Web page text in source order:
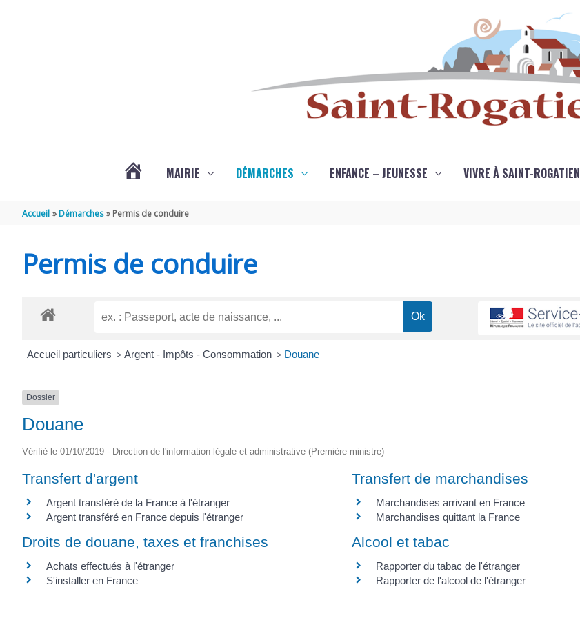
ROGATIEN
MAIRIE DÉMARCHES ENFANCE – JEUNESSE VIVRE À SAINT-ROGATIEN
Accueil Démarches Permis de conduire
Permis de conduire
Accueil particuliers > Argent - Impôts - Consommation > Douane
Dossier
Douane
Vérifié le 01/10/2019 - Direction de l'information légale et administrative (Première ministre)
Transfert d'argent
Argent transféré de la France à l'étranger
Argent transféré en France depuis l'étranger
Transfert de marchandises
Marchandises arrivant en France
Marchandises quittant la France
Droits de douane, taxes et franchises
Achats effectués à l'étranger
S'installer en France
Alcool et tabac
Rapporter du tabac de l'étranger
Rapporter de l'alcool de l'étranger